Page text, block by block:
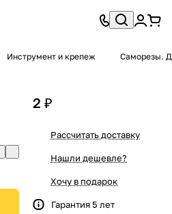
Инструмент и крепеж Саморезы.
2 ₽
Рассчитать доставку
Нашли дешевле?
Хочу в подарок
Гарантия 5 лет